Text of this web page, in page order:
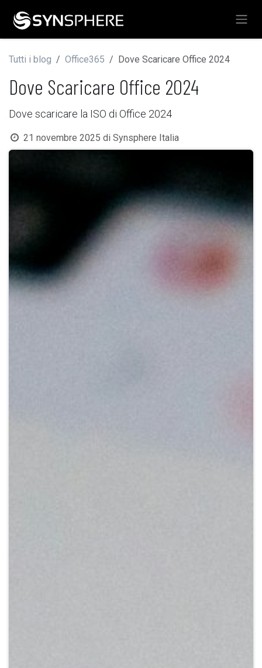
Tutti i blog Office365 Dove Scaricare Office 2024
Dove Scaricare Office 2024
Dove scaricare la ISO di Office 2024
21 novembre 2025 di Synsphere Italia